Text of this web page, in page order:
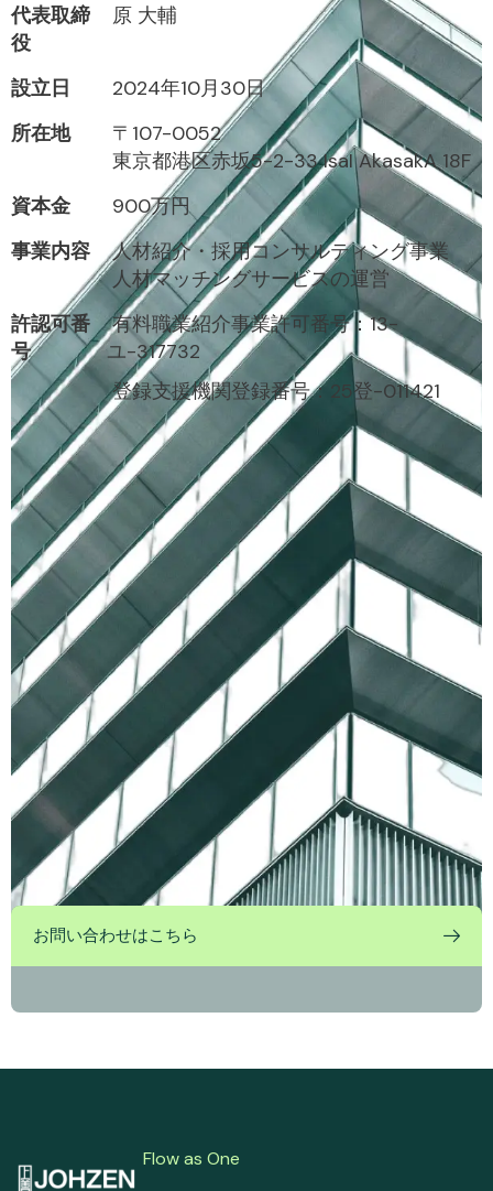
お問い合わせはこちら
代表取締
役
原 大輔
設立日
2024年10月30日
所在地
〒107-0052
東京都港区赤坂5-2-33 IsaI AkasakA 18F
資本金
900万円
事業内容
人材紹介・採用コンサルティング事業
人材マッチングサービスの運営
許認可番
号
有料職業紹介事業許可番号：13-
ユ-317732
登録支援機関登録番号：25登-011421
Flow as One